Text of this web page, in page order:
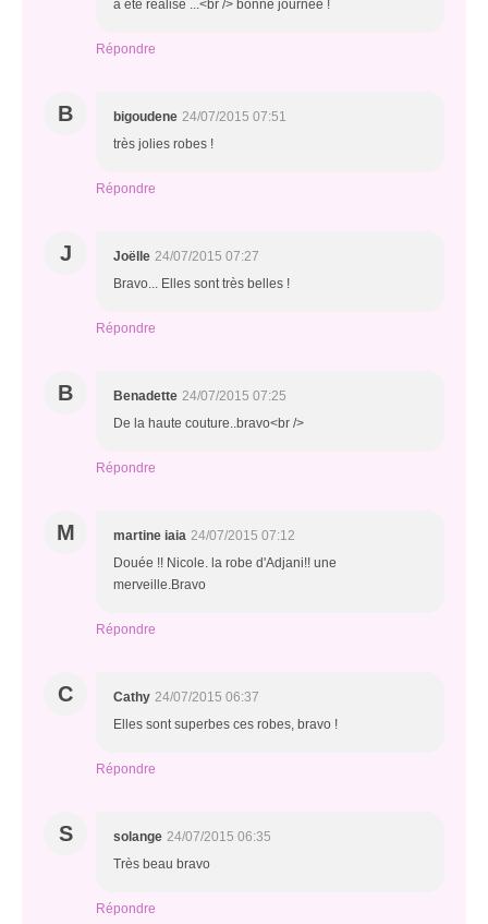
a été réalisé ...<br /> bonne journée !
Répondre
B bigoudene 24/07/2015 07:51
très jolies robes !
Répondre
J Joëlle 24/07/2015 07:27
Bravo... Elles sont très belles !
Répondre
B Benadette 24/07/2015 07:25
De la haute couture..bravo<br />
Répondre
M martine iaia 24/07/2015 07:12
Douée !! Nicole. la robe d'Adjani!! une
merveille.Bravo
Répondre
C Cathy 24/07/2015 06:37
Elles sont superbes ces robes, bravo !
Répondre
S solange 24/07/2015 06:35
Très beau bravo
Répondre